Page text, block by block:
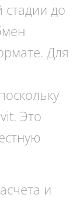
до
Для
Это
и